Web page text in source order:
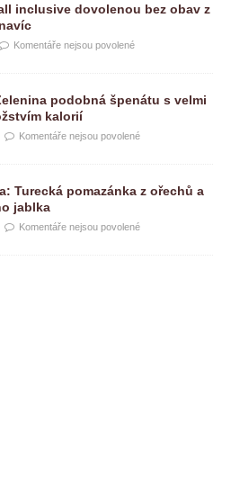
inclusive dovolenou bez obav z
Komentáře nejsou povolené
podobná špenátu s velmi
kalorií
Komentáře nejsou povolené
Turecká pomazánka z ořechů a
jablka
Komentáře nejsou povolené